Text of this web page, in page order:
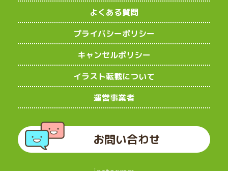
よくある質問
プライバシーポリシー
キャンセルポリシー
イラスト転載について
運営事業者
お問い合わせ